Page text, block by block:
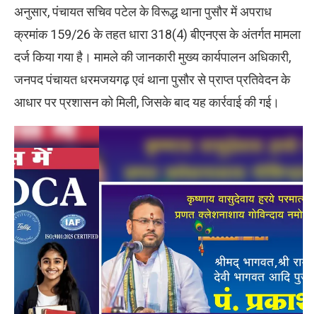
अनुसार, पंचायत सचिव पटेल के विरूद्ध थाना पुसौर में अपराध
क्रमांक 159/26 के तहत धारा 318(4) बीएनएस के अंतर्गत मामला
दर्ज किया गया है। मामले की जानकारी मुख्य कार्यपालन अधिकारी,
जनपद पंचायत धरमजयगढ़ एवं थाना पुसौर से प्राप्त प्रतिवेदन के
आधार पर प्रशासन को मिली, जिसके बाद यह कार्रवाई की गई।